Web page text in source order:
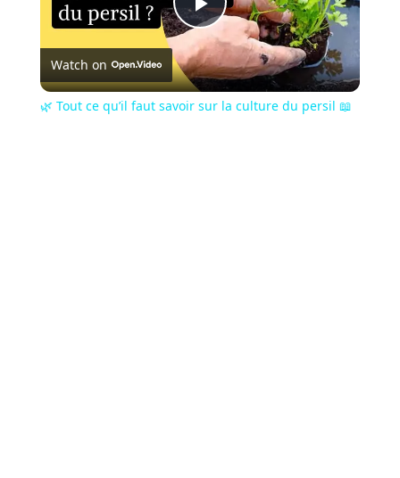
Play
Video
Watch on
🌿 Tout ce qu’il faut savoir sur la culture du persil 📖